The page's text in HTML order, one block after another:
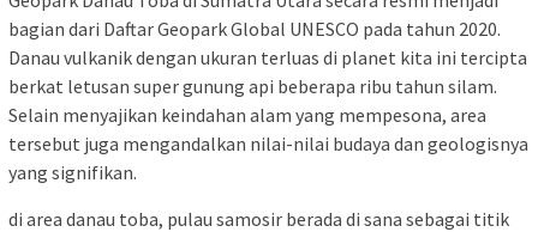
bagian dari Daftar Geopark Global UNESCO pada tahun 2020.
Danau vulkanik dengan ukuran terluas di planet kita ini tercipta
berkat letusan super gunung api beberapa ribu tahun silam.
Selain menyajikan keindahan alam yang mempesona, area
tersebut juga mengandalkan nilai-nilai budaya dan geologisnya
yang signifikan.
di area danau toba, pulau samosir berada di sana sebagai titik